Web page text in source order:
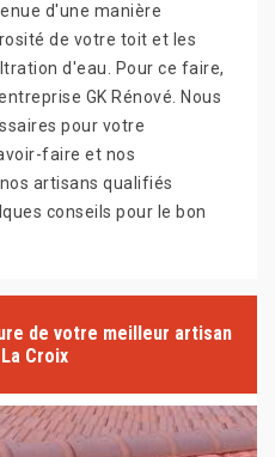
d'une manière
de votre toit et les
d'eau. Pour ce faire,
GK Rénové. Nous
pour votre
faire et nos
artisans qualifiés
conseils pour le bon
de votre meilleur artisan
Croix